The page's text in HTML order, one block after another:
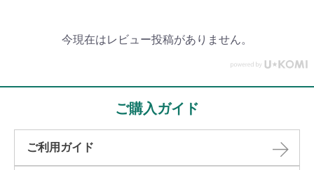
今現在はレビュー投稿がありません。
ご購入ガイド
ご利用ガイド